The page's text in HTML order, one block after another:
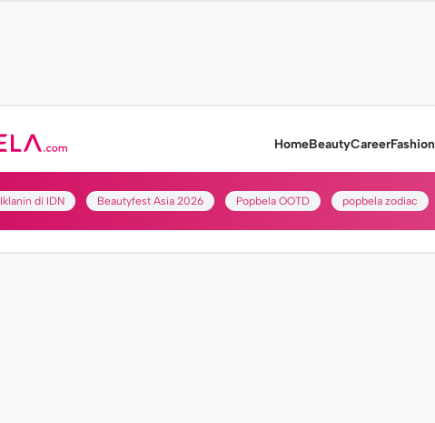
HomeBeautyCareerFashion
Iklanin di IDN Beautyfest Asia 2026 Popbela OOTD popbela zodiac